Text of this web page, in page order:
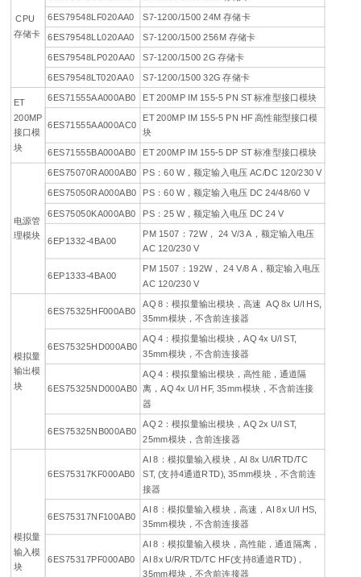
CPU
存储卡
6ES79548LF020AA0
S7-1200/1500 24M 存储卡
6ES79548LL020AA0
S7-1200/1500 256M 存储卡
6ES79548LP020AA0
S7-1200/1500 2G 存储卡
6ES79548LT020AA0
S7-1200/1500 32G 存储卡
ET
200MP
接口模
块
6ES71555AA000AB0 ET 200MP IM 155-5 PN ST 标准型接口模块
6ES71555AA000AC0
ET 200MP IM 155-5 PN HF 高性能型接口模
块
6ES71555BA000AB0
ET 200MP IM 155-5 DP ST 标准型接口模块
电源管
理模块
6ES75070RA000AB0
PS：60 W，额定输入电压 AC/DC 120/230 V
6ES75050RA000AB0
PS：60 W，额定输入电压 DC 24/48/60 V
6ES75050KA000AB0
PS：25 W，额定输入电压 DC 24 V
6EP1332-4BA00
PM 1507：72W， 24 V/3 A，额定输入电压
AC 120/230 V
6EP1333-4BA00
PM 1507：192W， 24 V/8 A，额定输入电压
AC 120/230 V
模拟量
输出模
块
6ES75325HF000AB0
AQ 8：模拟量输出模块，高速 AQ 8x U/I HS,
35mm模块，不含前连接器
6ES75325HD000AB0
AQ 4：模拟量输出模块，AQ 4x U/I ST,
35mm模块，不含前连接器
6ES75325ND000AB0
AQ 4：模拟量输出模块，高性能，通道隔
离，AQ 4x U/I HF, 35mm模块，不含前连接
器
6ES75325NB000AB0
AQ 2：模拟量输出模块，AQ 2x U/I ST,
25mm模块，含前连接器
模拟量
输入模
块
6ES75317KF000AB0
AI 8：模拟量输入模块，AI 8x U/I/RTD/TC
ST, (支持4通道RTD), 35mm模块，不含前连
接器
6ES75317NF100AB0
AI 8：模拟量输入模块，高速，AI 8x U/I HS,
35mm模块，不含前连接器
6ES75317PF000AB0
AI 8：模拟量输入模块，高性能，通道隔离，
AI 8x U/R/RTD/TC HF(支持8通道RTD)，
35mm模块，不含前连接器